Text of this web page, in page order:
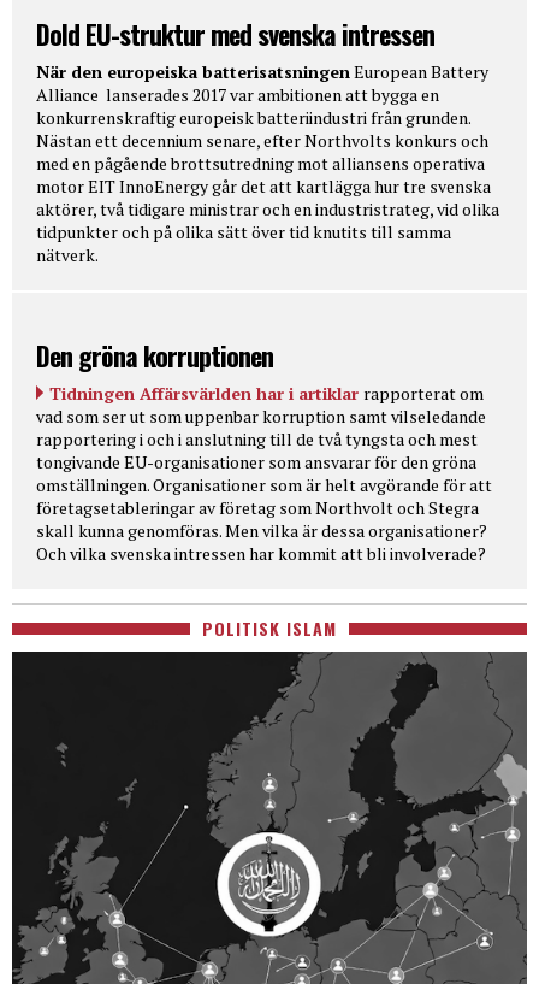
Dold EU-struktur med svenska intressen
När den europeiska batterisatsningenEuropean Battery
Alliance lanserades 2017 var ambitionen att bygga en
konkurrenskraftig europeisk batteriindustri från grunden.
Nästan ett decennium senare, efter Northvolts konkurs och
med en pågående brottsutredning mot alliansens operativa
motor EIT InnoEnergy går det att kartlägga hur tre svenska
aktörer, två tidigare ministrar och en industristrateg, vid olika
tidpunkter och på olika sätt över tid knutits till samma
nätverk.
Den gröna korruptionen
Tidningen Affärsvärlden har i artiklar rapporterat om
vad som ser ut som uppenbar korruption samt vilseledande
rapportering i och i anslutning till de två tyngsta och mest
tongivande EU-organisationer som ansvarar för den gröna
omställningen. Organisationer som är helt avgörande för att
företagsetableringar av företag som Northvolt och Stegra
skall kunna genomföras. Men vilka är dessa organisationer?
Och vilka svenska intressen har kommit att bli involverade?
POLITISK ISLAM